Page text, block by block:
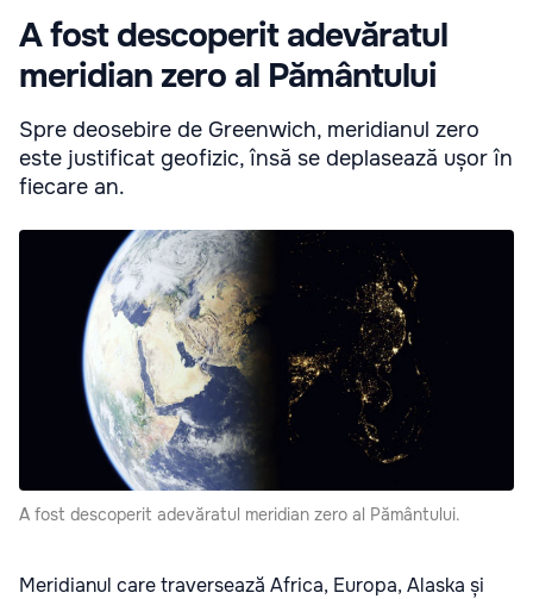
A fost descoperit adevăratul
meridian zero al Pământului
Spre deosebire de Greenwich, meridianul zero
este justificat geofizic, însă se deplasează ușor în
fiecare an.
A fost descoperit adevăratul meridian zero al Pământului.
Meridianul care traversează Africa, Europa, Alaska și